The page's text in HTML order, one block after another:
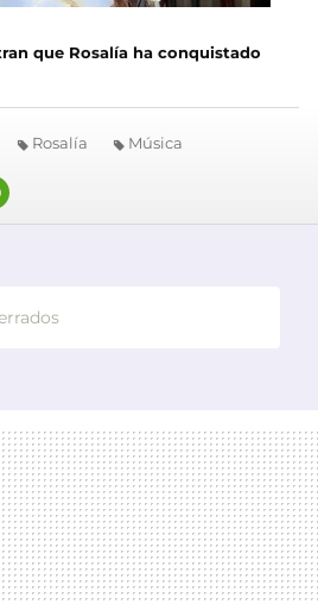
que Rosalía ha conquistado
Rosalía Música